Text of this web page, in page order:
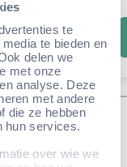
te
te bieden en
delen we
met onze
analyse. Deze
met andere
die ze hebben
hun services.
over wie we
€ 64,95